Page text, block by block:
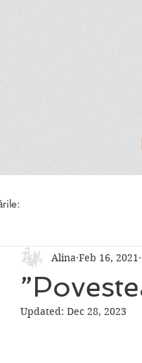
Alina Feb 16, 2021
Updated: Dec 28, 2023